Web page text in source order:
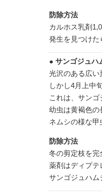
防除方法
カルホス乳剤
発生を見つけた
● サンゴジュハ
光沢のある広い
しかし4月上中
これは、サンゴ
幼虫は黄褐色
ネムシの様な甲
防除方法
冬の剪定枝を完
薬剤はディプテ
サンゴジュハム